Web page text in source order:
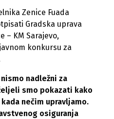
Zenice Fuada
Gradska uprava
– KM Sarajevo,
konkursu za
nadležni za
smo pokazati kako
nečim upravljamo.
osiguranja